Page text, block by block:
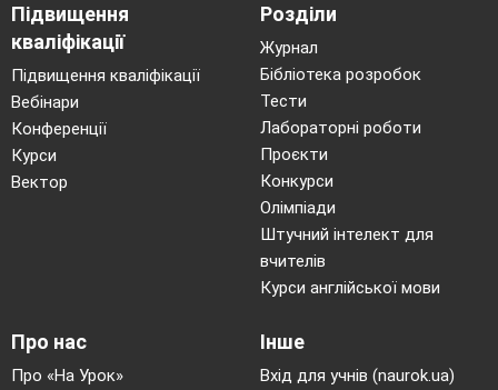
Підвищення
кваліфікації
Підвищення кваліфікації
Вебінари
Конференції
Курси
Вектор
Розділи
Журнал
Бібліотека розробок
Тести
Лабораторні роботи
Проєкти
Конкурси
Олімпіади
Штучний інтелект для
вчителів
Курси англійської мови
Про нас
Про «На Урок»
Інше
Вхід для учнів (naurok.ua)